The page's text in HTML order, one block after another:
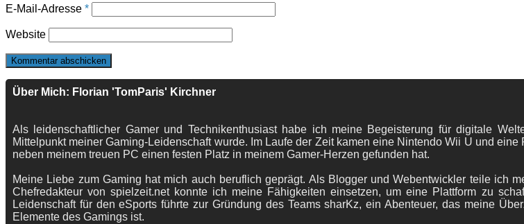
E-Mail-Adresse *
Website
Über Mich: Florian 'TomParis' Kirchner
Als leidenschaftlicher Gamer und Technikenthusiast habe ich meine Begeisterung für digitale
Mittelpunkt meiner Gaming-Leidenschaft wurde. Im Laufe der Zeit kamen eine Nintendo Wii U und
neben meinem treuen PC einen festen Platz in meinem Gamer-Herzen gefunden hat.
Meine Liebe zum Gaming hat mich auch beruflich geprägt. Als Blogger und Webentwickler teile ich
Chefredakteur von spielzeit.net konnte ich meine Fähigkeiten einsetzen, um eine Plattform zu
Leidenschaft für den eSports führte zur Gründung des Teams sharKz, ein Abenteuer, das meine
Elemente des Gamings ist.